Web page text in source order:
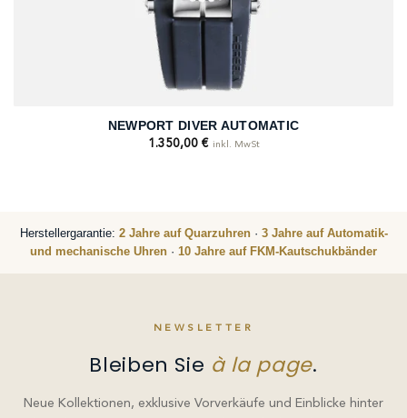
NEWPORT DIVER AUTOMATIC
1.350,00 € inkl. MwSt
Herstellergarantie: 2 Jahre auf Quarzuhren· 3 Jahre auf Automatik-
und mechanische Uhren · 10 Jahre auf FKM-Kautschukbänder
NEWSLETTER
Bleiben Sie à la page.
Neue Kollektionen, exklusive Vorverkäufe und Einblicke hinter